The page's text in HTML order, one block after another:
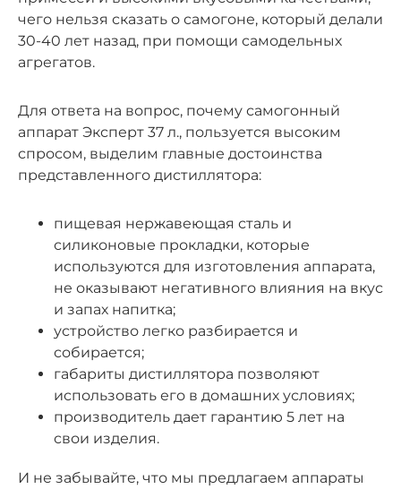
чего нельзя сказать о самогоне, который делали
30-40 лет назад, при помощи самодельных
агрегатов.
Для ответа на вопрос, почему самогонный
аппарат Эксперт 37 л., пользуется высоким
спросом, выделим главные достоинства
представленного дистиллятора:
пищевая нержавеющая сталь и
силиконовые прокладки, которые
используются для изготовления аппарата,
не оказывают негативного влияния на вкус
и запах напитка;
устройство легко разбирается и
собирается;
габариты дистиллятора позволяют
использовать его в домашних условиях;
производитель дает гарантию 5 лет на
свои изделия.
И не забывайте, что мы предлагаем аппараты